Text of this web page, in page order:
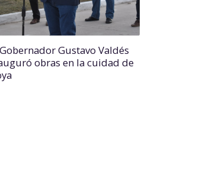
Gustavo Valdés
obras en la cuidad de